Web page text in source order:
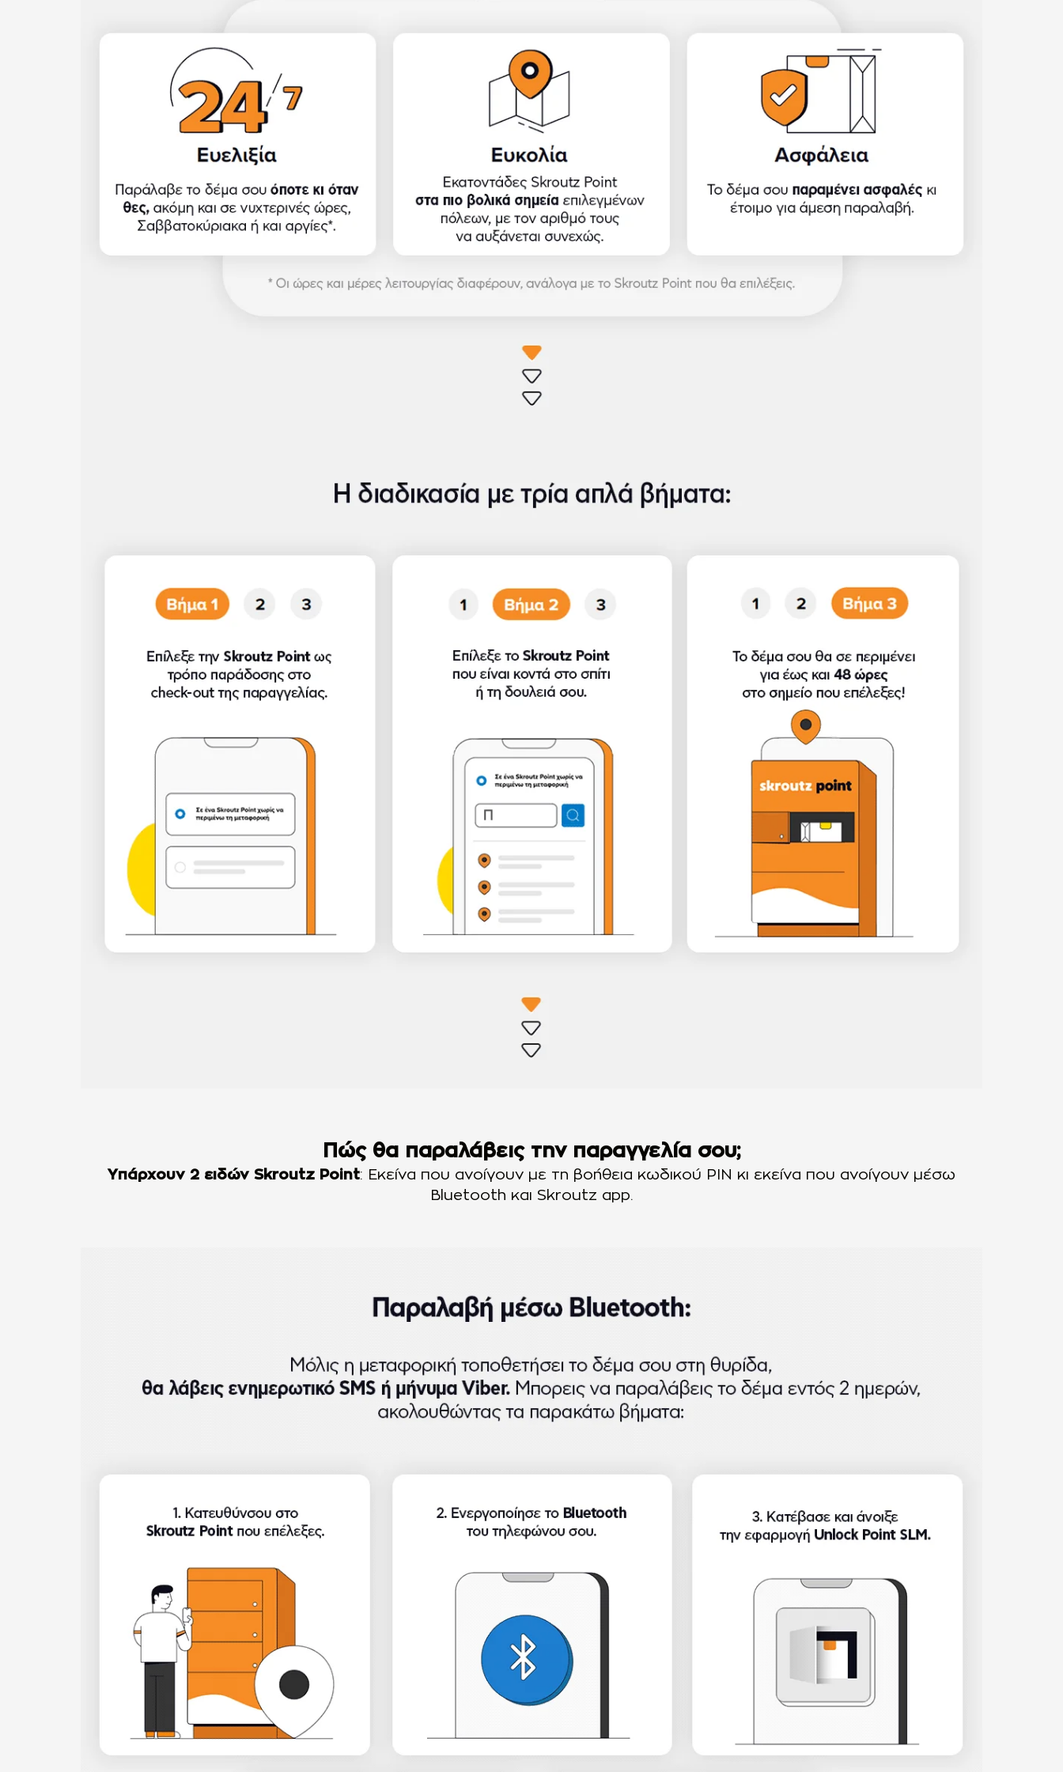
Πώς θα παραλάβεις την παραγγελία σου;
Υπάρχουν 2 ειδών Skroutz Point: Εκείνα που ανοίγουν με τη βοήθεια κωδικού ΡΙΝ κι εκείνα που ανοίγουν μέσω
Bluetooth και Skroutz app.